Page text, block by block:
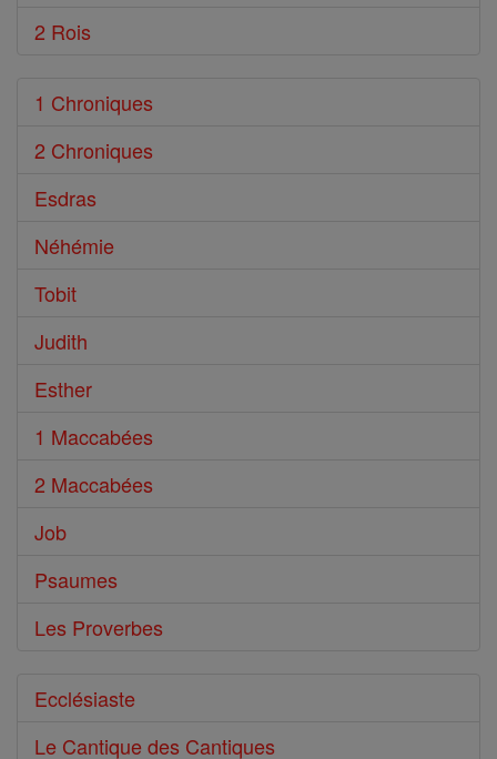
2 Rois
1 Chroniques
2 Chroniques
Esdras
Néhémie
Tobit
Judith
Esther
1 Maccabées
2 Maccabées
Job
Psaumes
Les Proverbes
Ecclésiaste
Le Cantique des Cantiques